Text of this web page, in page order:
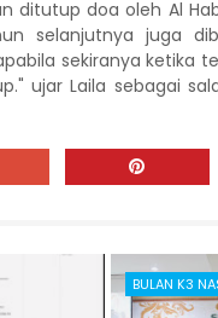
ditutup doa oleh Al
selanjutnya juga
sekiranya ketika
ujar Laila sebagai
BULAN K3